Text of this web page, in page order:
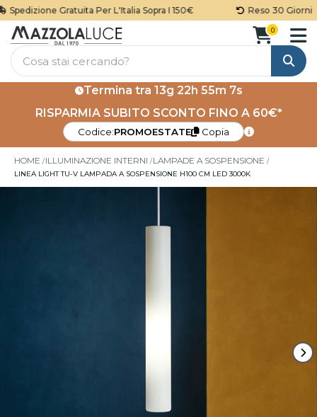
Gratuita Per L'Italia Sopra I 150€ Reso 30 Giorni
Cerca
0
Termina tra 13g 22h 55m 7s
RISPARMIA SUBITO SCONTO FINO A 60€*
Codice:PROMOESTATE Copia
HOME ILLUMINAZIONE INTERNI LAMPADE A SOSPENSIONE
LINEA LIGHT TU-V LAMPADA A SOSPENSIONE H100 CM LED 3000K